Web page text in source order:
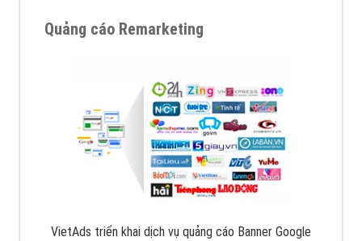
Quảng cáo Remarketing
VietAds triển khai dịch vụ quảng cáo Banner Google